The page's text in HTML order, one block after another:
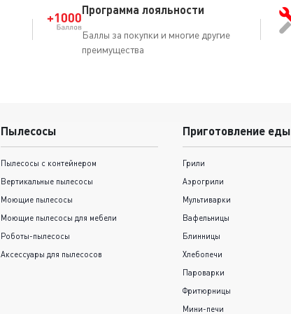
Программа лояльности
Баллы за покупки и многие другие
преимущества
Пылесосы
Пылесосы с контейнером
Вертикальные пылесосы
Моющие пылесосы
Моющие пылесосы для мебели
Роботы-пылесосы
Аксессуары для пылесосов
Приготовление еды
Грили
Аэрогрили
Мультиварки
Вафельницы
Блинницы
Хлебопечи
Пароварки
Фритюрницы
Мини-печи